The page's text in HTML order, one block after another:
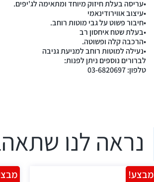
•עריסה בעלת חיזוק מיוחד ומתאימה לג'יפים.
•עיצוב אווירודינאמי
•חיבור פשוט על גבי מוטות רוחב.
•בעלת שטח איחסון רב
•הרכבה קלה ופשוטה.
•נעילה למוטות רוחב למניעת גניבה
לברורים נוספים ניתן לפנות:
טלפון: 03-6820697
נראה לנו
מבצע!